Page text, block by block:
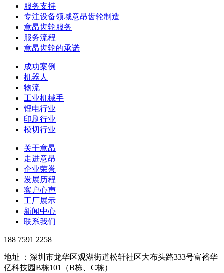
服务支持
专注设备领域意昂齿轮制造
意昂齿轮服务
服务流程
意昂齿轮的承诺
成功案例
机器人
物流
工业机械手
锂电行业
印刷行业
模切行业
关于意昂
走进意昂
企业荣誉
发展历程
客户心声
工厂展示
新闻中心
联系我们
188 7591 2258
地址 ：深圳市龙华区观湖街道松轩社区大布头路333号富裕华
亿科技园B栋101（B栋、C栋）